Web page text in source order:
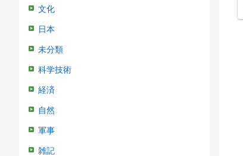
文化
日本
未分類
科学技術
経済
自然
軍事
雑記